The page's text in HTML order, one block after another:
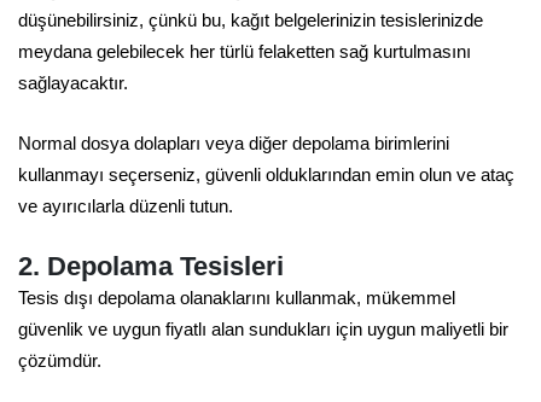
düşünebilirsiniz, çünkü bu, kağıt belgelerinizin tesislerinizde
meydana gelebilecek her türlü felaketten sağ kurtulmasını
sağlayacaktır.
Normal dosya dolapları veya diğer depolama birimlerini
kullanmayı seçerseniz, güvenli olduklarından emin olun ve ataç
ve ayırıcılarla düzenli tutun.
2. Depolama Tesisleri
Tesis dışı depolama olanaklarını kullanmak, mükemmel
güvenlik ve uygun fiyatlı alan sundukları için uygun maliyetli bir
çözümdür.